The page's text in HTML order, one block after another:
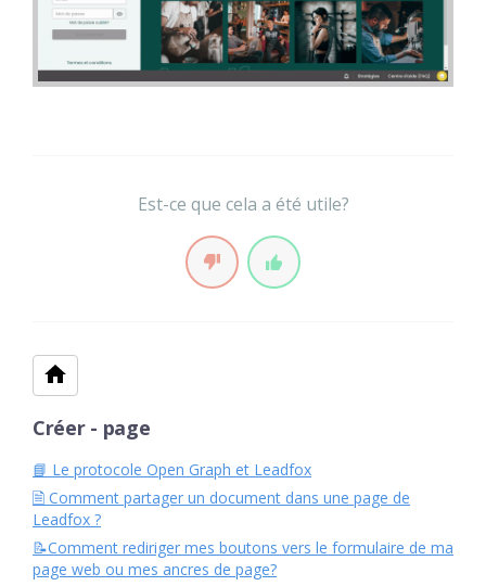
Est-ce que cela a été utile?
Créer - page
📘 Le protocole Open Graph et Leadfox
🗎 Comment partager un document dans une page de
Leadfox ?
📝Comment rediriger mes boutons vers le formulaire de ma
page web ou mes ancres de page?